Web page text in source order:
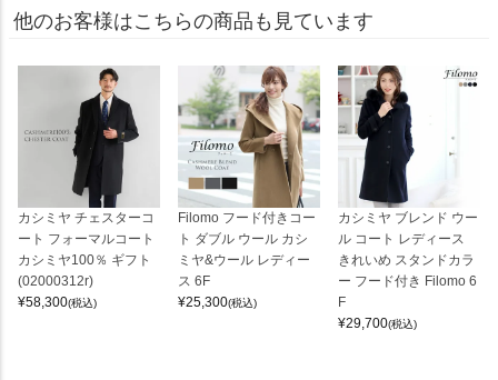
他のお客様はこちらの商品も見ています
カシミヤ チェスターコ
ート フォーマルコート
カシミヤ100％ ギフト
(02000312r)
¥58,300(税込)
Filomo フード付きコー
ト ダブル ウール カシ
ミヤ&ウール レディー
ス 6F
¥25,300(税込)
カシミヤ ブレンド ウー
ル コート レディース
きれいめ スタンドカラ
ー フード付き Filomo 6
F
¥29,700(税込)